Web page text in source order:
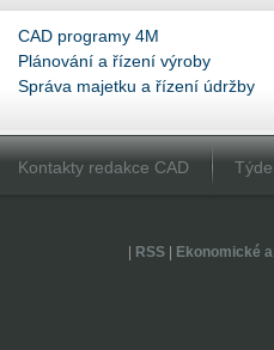
CAD programy 4M
Plánování a řízení výroby
Správa majetku a řízení údržby
Kontakty redakce CAD
RSS| Ekonomické